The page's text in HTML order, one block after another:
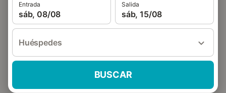
Entrada
sáb, 08/08
Salida
sáb, 15/08
Huéspedes
BUSCAR